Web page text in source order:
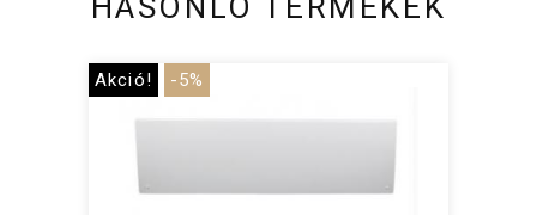
HASONLÓ TERMÉKEK
Akció! -5%